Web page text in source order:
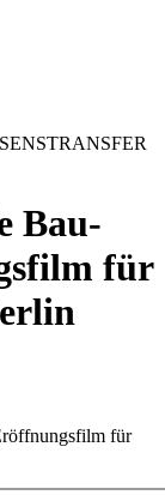
Bau-
für
für